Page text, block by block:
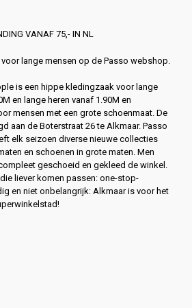
VANAF 75,- IN NL
lange mensen op de Passo webshop.
is een hippe kledingzaak voor lange
en lange heren vanaf 1.90M en
mensen met een grote schoenmaat. De
aan de Boterstraat 26 te Alkmaar. Passo
elk seizoen diverse nieuwe collecties
en schoenen in grote maten. Men
geschoeid en gekleed de winkel.
liever komen passen: one-stop-
en niet onbelangrijk: Alkmaar is voor het